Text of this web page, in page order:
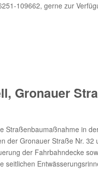
109662, gerne zur
Gronauer
Straßenbaumaßnahme in
der Gronauer Straße Nr.
der Fahrbahndecke